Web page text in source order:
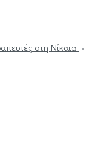
στη Νίκαια